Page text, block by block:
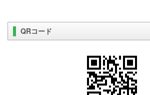
QRコード